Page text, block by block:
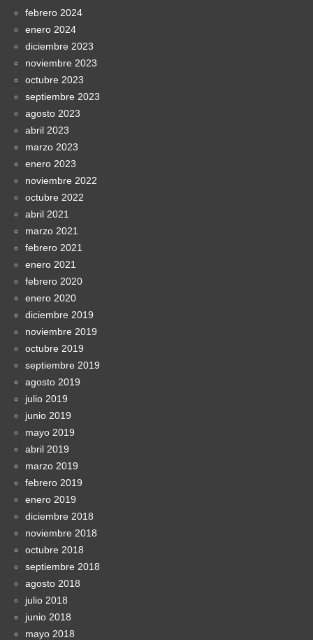
febrero 2024
enero 2024
diciembre 2023
noviembre 2023
octubre 2023
septiembre 2023
agosto 2023
abril 2023
marzo 2023
enero 2023
noviembre 2022
octubre 2022
abril 2021
marzo 2021
febrero 2021
enero 2021
febrero 2020
enero 2020
diciembre 2019
noviembre 2019
octubre 2019
septiembre 2019
agosto 2019
julio 2019
junio 2019
mayo 2019
abril 2019
marzo 2019
febrero 2019
enero 2019
diciembre 2018
noviembre 2018
octubre 2018
septiembre 2018
agosto 2018
julio 2018
junio 2018
mayo 2018